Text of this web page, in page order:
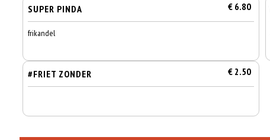
SUPER PINDA € 6.80
frikandel
#FRIET ZONDER € 2.50